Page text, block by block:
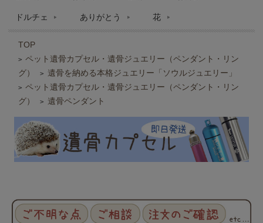
ドルチェ ありがとう 花
TOP
> ペット遺骨カプセル・遺骨ジュエリー（ペンダント・リン
グ）
> 遺骨を納める本格ジュエリー「ソウルジュエリー」
> ペット遺骨カプセル・遺骨ジュエリー（ペンダント・リン
グ）
> 遺骨ペンダント